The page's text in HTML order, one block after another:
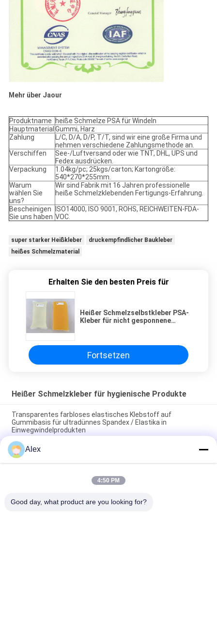
Mehr über Jaour
Produktname
heiße Schmelze PSA für Windeln
Hauptmaterial Gummi, Harz
Zahlung
L/C, D/A, D/P, T/T, sind wir eine große Firma und
nehmen verschiedene Zahlungsmethode an.
Verschiffen
See-/Luftversand oder wie TNT, DHL, UPS und
Fedex ausdrücken.
Verpackung
1.04kg/pc; 25kgs/carton; Kartongröße:
540*270*255mm.
Warum
wählen Sie
uns?
Wir sind Fabrik mit 16 Jahren professionelle
heiße Schmelzklebenden Fertigungs-Erfahrung.
Bescheinigen
Sie uns haben
ISO14000, ISO 9001, ROHS, REICHWEITEN-FDA-
VOC.
super starker Heißkleber
druckempfindlicher Baukleber
heißes Schmelzmaterial
Erhalten Sie den besten Preis für
Heißer Schmelzselbstkleber PSA-
Kleber für nicht gesponnene
Fortsetzen
Heißer Schmelzkleber für hygienische Produkte
Transparentes farbloses elastisches Klebstoff auf
Gummibasis für ultradünnes Spandex / Elastika in
Einwegwindelprodukten
Kissen-Art, die hygienischen heißen Schmelzwegwerfkleber
mit transparente Farbheißer Schmelze klebender PSA
verpackt
Niedriger Geruch-guter Reißnagel-heißer Schmelzkleber-
Alex
4:50 PM
Good day, what product are you looking for?